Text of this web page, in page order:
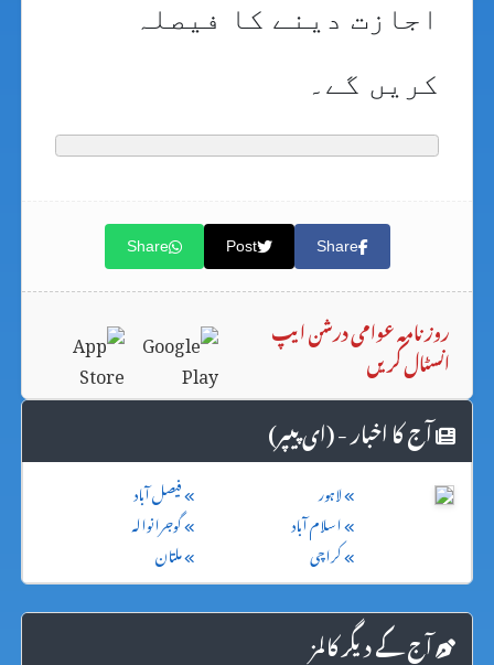
اجازت دینے کا فیصلہ
کریں گے۔
Share
Post
Share
روزنامہ عوامی درشن ایپ
انسٹال کریں
آج کا اخبار - (ای پیپر)
لاہور
فیصل آباد
اسلام آباد
گوجرانوالہ
کراچی
ملتان
آج کے دیگر کالمز